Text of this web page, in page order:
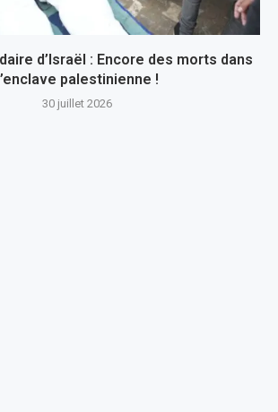
d’Israël : Encore des morts dans
palestinienne !
30 juillet 2026